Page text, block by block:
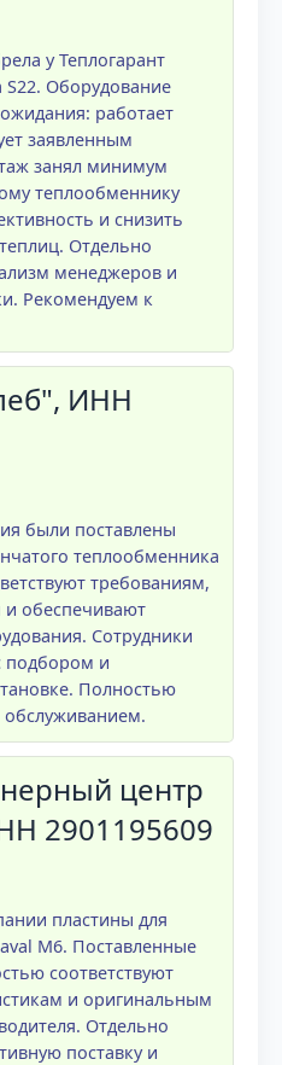
у Теплогарант
Оборудование
работает
заявленным
занял минимум
теплообменнику
и снизить
Отдельно
менеджеров и
Рекомендуем к
ИНН
были поставлены
теплообменника
требованиям,
и обеспечивают
Сотрудники
подбором и
Полностью
центр
2901195609
пластины для
M6. Поставленные
соответствуют
и оригинальным
Отдельно
поставку и